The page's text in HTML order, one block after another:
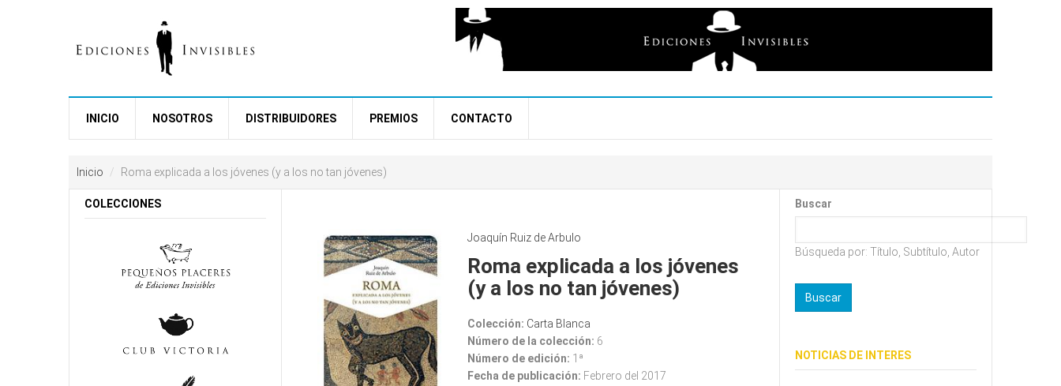
coloring
pages
horoscopes
resizer
INICIO NOSOTROS DISTRIBUIDORES PREMIOS CONTACTO
Inicio Roma explicada a los jóvenes (y a los no tan jóvenes)
Joaquín Ruiz de Arbulo
Roma explicada a los jóvenes
(y a los no tan jóvenes)
Colección: Carta Blanca
Número de la colección: 6
Número de edición: 1ª
Fecha de publicación: Febrero del 2017
COLECCIONES Buscar
Búsqueda por: Título, Subtítulo, Autor
NOTICIAS DE INTERES